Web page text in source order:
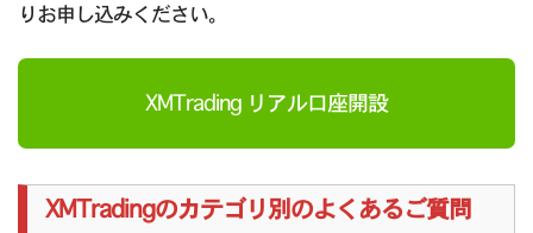
りお申し込みください。
XMTrading リアル口座開設
XMTradingのカテゴリ別のよくあるご質問